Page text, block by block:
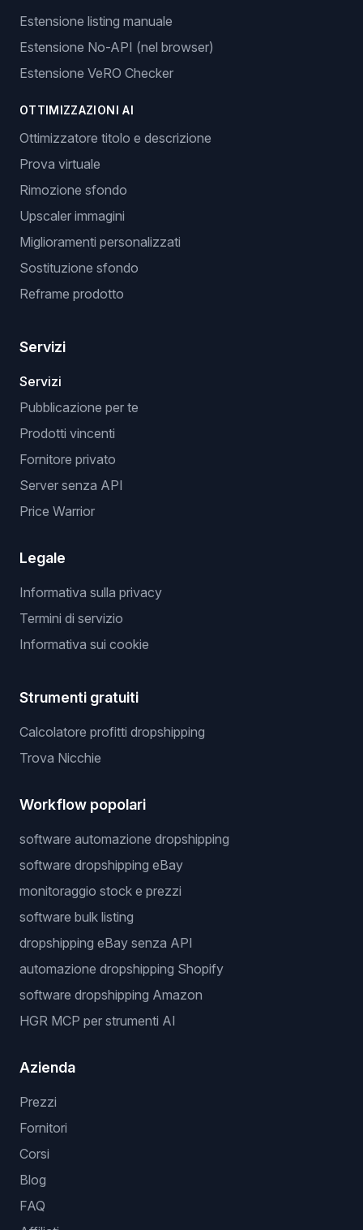
Estensione listing manuale
Estensione No-API (nel browser)
Estensione VeRO Checker
OTTIMIZZAZIONI AI
Ottimizzatore titolo e descrizione
Prova virtuale
Rimozione sfondo
Upscaler immagini
Miglioramenti personalizzati
Sostituzione sfondo
Reframe prodotto
Servizi
Servizi
Pubblicazione per te
Prodotti vincenti
Fornitore privato
Server senza API
Price Warrior
Legale
Informativa sulla privacy
Termini di servizio
Informativa sui cookie
Strumenti gratuiti
Calcolatore profitti dropshipping
Trova Nicchie
Workflow popolari
software automazione dropshipping
software dropshipping eBay
monitoraggio stock e prezzi
software bulk listing
dropshipping eBay senza API
automazione dropshipping Shopify
software dropshipping Amazon
HGR MCP per strumenti AI
Azienda
Prezzi
Fornitori
Corsi
Blog
FAQ